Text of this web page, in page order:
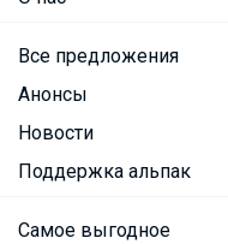
Все предложения
Анонсы
Новости
Поддержка альпак
Самое выгодное